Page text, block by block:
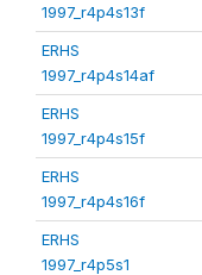
1997_r4p4s13f
ERHS
1997_r4p4s14af
ERHS
1997_r4p4s15f
ERHS
1997_r4p4s16f
ERHS
1997_r4p5s1